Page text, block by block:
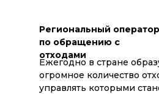
Ежегодно в стране
огромное количество
управлять которыми
Региональный оператор
по обращению с
отходами